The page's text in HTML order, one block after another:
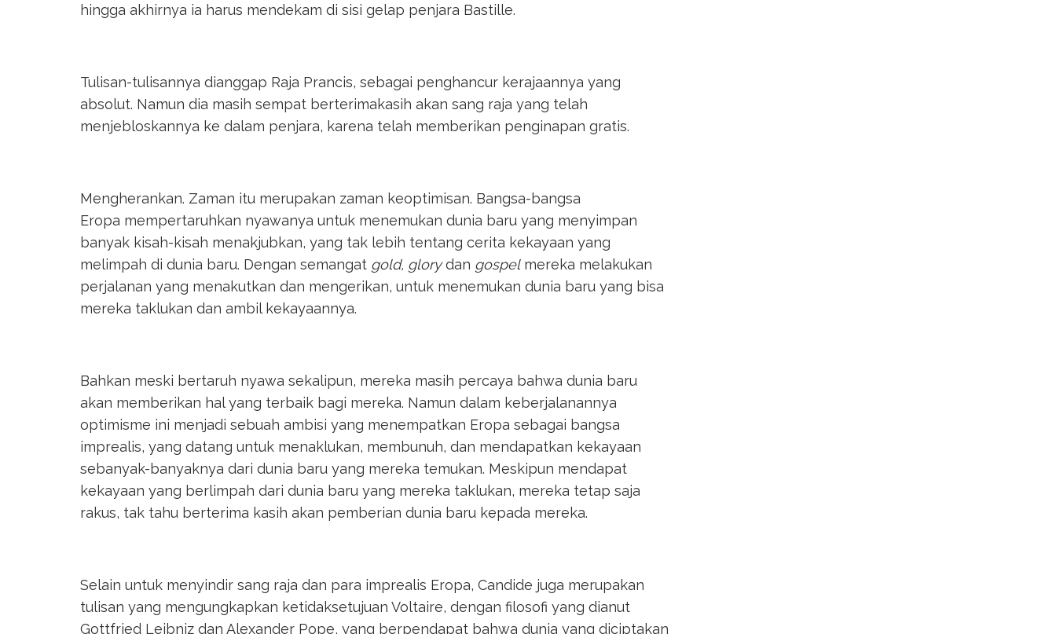
hingga akhirnya ia harus mendekam di sisi gelap penjara Bastille.
Tulisan-tulisannya dianggap Raja Prancis, sebagai penghancur kerajaannya yang
absolut. Namun dia masih sempat berterimakasih akan sang raja yang telah
menjebloskannya ke dalam penjara, karena telah memberikan penginapan gratis.
Mengherankan. Zaman itu merupakan zaman keoptimisan. Bangsa-bangsa
Eropa mempertaruhkan nyawanya untuk menemukan dunia baru yang menyimpan
banyak kisah-kisah menakjubkan, yang tak lebih tentang cerita kekayaan yang
melimpah di dunia baru. Dengan semangat gold, glorydan gospelmereka melakukan
perjalanan yang menakutkan dan mengerikan, untuk menemukan dunia baru yang bisa
mereka taklukan dan ambil kekayaannya.
Bahkan meski bertaruh nyawa sekalipun, mereka masih percaya bahwa dunia baru
akan memberikan hal yang terbaik bagi mereka. Namun dalam keberjalanannya
optimisme ini menjadi sebuah ambisi yang menempatkan Eropa sebagai bangsa
imprealis, yang datang untuk menaklukan, membunuh, dan mendapatkan kekayaan
sebanyak-banyaknya dari dunia baru yang mereka temukan. Meskipun mendapat
kekayaan yang berlimpah dari dunia baru yang mereka taklukan, mereka tetap saja
rakus, tak tahu berterima kasih akan pemberian dunia baru kepada mereka.
Selain untuk menyindir sang raja dan para imprealis Eropa, Candide juga merupakan
tulisan yang mengungkapkan ketidaksetujuan Voltaire, dengan filosofi yang dianut
Gottfried Leibniz dan Alexander Pope, yang berpendapat bahwa dunia yang diciptakan